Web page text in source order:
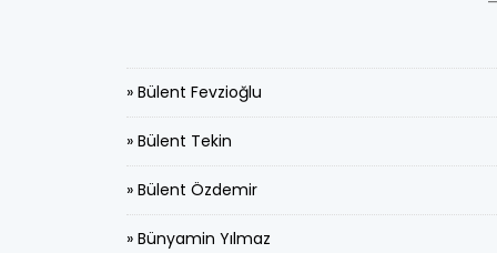
» Bülent Fevzioğlu
» Bülent Tekin
» Bülent Özdemir
» Bünyamin Yılmaz